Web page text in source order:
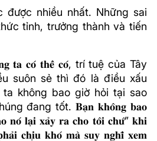
được nhiều nhất. Những sai
tỉnh, trưởng thành và tiến
𝐭𝐚 𝐜𝐨́ 𝐭𝐡𝐞̂̉ 𝐜𝐨́, trí tuệ của Tây
suôn sẻ thì đó là điều xấu
không bao giờ hỏi tại sao
đang tốt. 𝐁𝐚̣𝐧 𝐤𝐡𝐨̂𝐧𝐠 𝐛𝐚𝐨
𝐧𝐨́ 𝐥𝐚̣𝐢 𝐱𝐚̉𝐲 𝐫𝐚 𝐜𝐡𝐨 𝐭𝐨̂𝐢 𝐜𝐡𝐮̛́” 𝐤𝐡𝐢
𝐜𝐡𝐢̣𝐮 𝐤𝐡𝐨́ 𝐦𝐚̀ 𝐬𝐮𝐲 𝐧𝐠𝐡𝐢̃ 𝐱𝐞𝐦